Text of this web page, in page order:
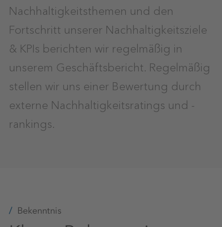
Nachhaltigkeitsthemen und den
Fortschritt unserer Nachhaltigkeitsziele
& KPIs berichten wir regelmäßig in
unserem Geschäftsbericht. Regelmäßig
stellen wir uns einer Bewertung durch
externe Nachhaltigkeitsratings und -
rankings.
Bekenntnis